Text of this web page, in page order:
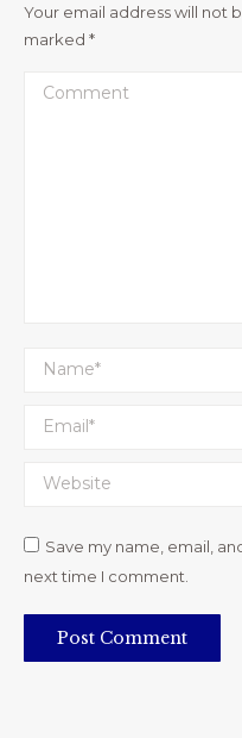
Your email address will not
marked *
Comment
Name *
Email *
Website
Save my name, email,
next time I comment.
Post Comment